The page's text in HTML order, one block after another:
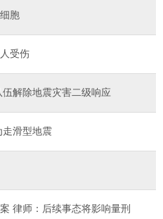
胞
受伤
解除地震灾害二级响应
走滑型地震
律师：后续事态将影响量刑